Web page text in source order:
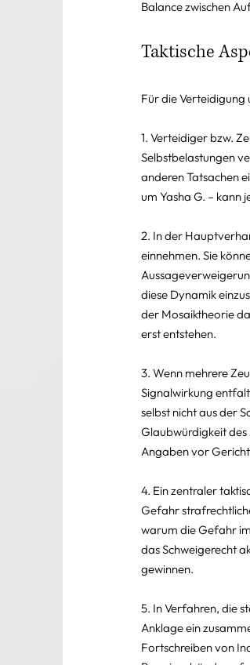
Balance zwischen
Taktische
Für die Verteidigung
1. Verteidiger bzw.
Selbstbelastungen
anderen Tatsachen
um Yasha G. –
2. In der
einnehmen. Sie
diese Dynamik
der Mosaiktheorie
erst entstehen.
3. Wenn mehrere
Signalwirkung
selbst nicht aus der
Glaubwürdigkeit des
Angaben vor
4. Ein zentraler
Gefahr
warum die Gefahr
das Schweigerecht
gewinnen.
5. In Verfahren, die
Anklage ein
Fortschreiben von